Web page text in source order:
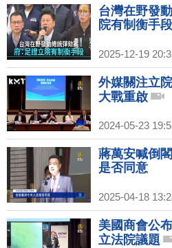
台灣在野發
院有制衡手段
2025-12-19
外媒關注立
大戰重啟
2024-05-23
蔣萬安喊倒
是否同意
2025-04-18
美國商會公
立法院議題